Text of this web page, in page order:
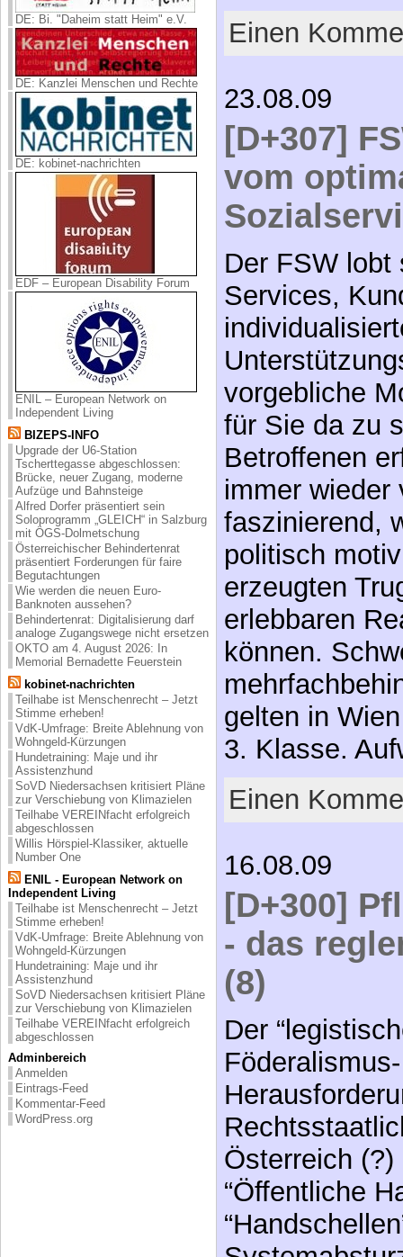
DE: Bi. "Daheim statt Heim" e.V.
DE: Kanzlei Menschen und Rechte
DE: kobinet-nachrichten
EDF – European Disability Forum
ENIL – European Network on
Independent Living
BIZEPS-INFO
Upgrade der U6-Station
Tscherttegasse abgeschlossen:
Brücke, neuer Zugang, moderne
Aufzüge und Bahnsteige
Alfred Dorfer präsentiert sein
Soloprogramm „GLEICH“ in Salzburg
mit ÖGS-Dolmetschung
Österreichischer Behindertenrat
präsentiert Forderungen für faire
Begutachtungen
Wie werden die neuen Euro-
Banknoten aussehen?
Behindertenrat: Digitalisierung darf
analoge Zugangswege nicht ersetzen
OKTO am 4. August 2026: In
Memorial Bernadette Feuerstein
kobinet-nachrichten
Teilhabe ist Menschenrecht – Jetzt
Stimme erheben!
VdK-Umfrage: Breite Ablehnung von
Wohngeld-Kürzungen
Hundetraining: Maje und ihr
Assistenzhund
SoVD Niedersachsen kritisiert Pläne
zur Verschiebung von Klimazielen
Teilhabe VEREINfacht erfolgreich
abgeschlossen
Willis Hörspiel-Klassiker, aktuelle
Number One
ENIL - European Network on
Independent Living
Teilhabe ist Menschenrecht – Jetzt
Stimme erheben!
VdK-Umfrage: Breite Ablehnung von
Wohngeld-Kürzungen
Hundetraining: Maje und ihr
Assistenzhund
SoVD Niedersachsen kritisiert Pläne
zur Verschiebung von Klimazielen
Teilhabe VEREINfacht erfolgreich
abgeschlossen
Adminbereich
Anmelden
Eintrags-Feed
Kommentar-Feed
WordPress.org
Einen
23.08.09
[D+307]
vom
Der FSW lobt
Services,
vorgebliche
für Sie da zu
Betroffenen
immer wieder
faszinierend,
politisch
erzeugten
erlebbaren
können.
gelten in
3. Klasse.
Einen
16.08.09
[D+300]
- das
(8)
Der
Österreich
“Öffentliche